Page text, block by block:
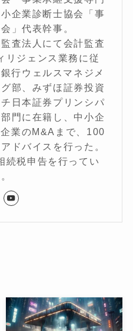
企業診断士協会「事
」代表幹事。
査法人にて会計監査
リジェンス業務に従
行ウェルスマネジメ
部、みずほ証券投資
日本証券プリンシパ
門に在籍し、中小企
業のM&Aまで、100
ドバイスを行った。
続税申告を行ってい